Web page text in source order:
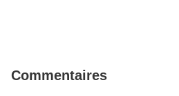
Commentaires